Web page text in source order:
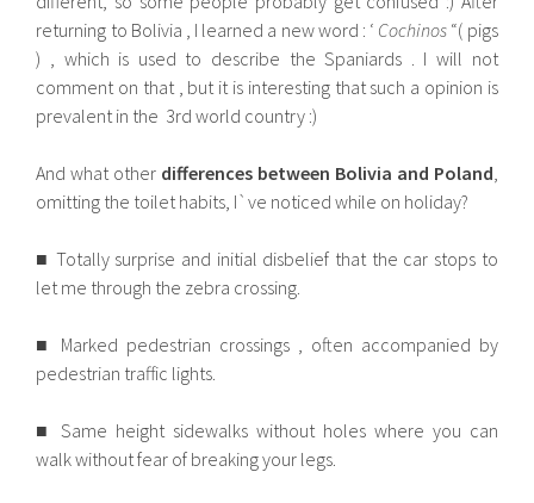
returning to Bolivia , I learned a new word : ‘ Cochinos “( pigs
) , which is used to describe the Spaniards . I will not
comment on that , but it is interesting that such a opinion is
prevalent in the 3rd world country :)
And what other differences between Bolivia and Poland,
omitting the toilet habits, I`ve noticed while on holiday?
■ Totally surprise and initial disbelief that the car stops to
let me through the zebra crossing.
■ Marked pedestrian crossings , often accompanied by
pedestrian traffic lights.
■ Same height sidewalks without holes where you can
walk without fear of breaking your legs.